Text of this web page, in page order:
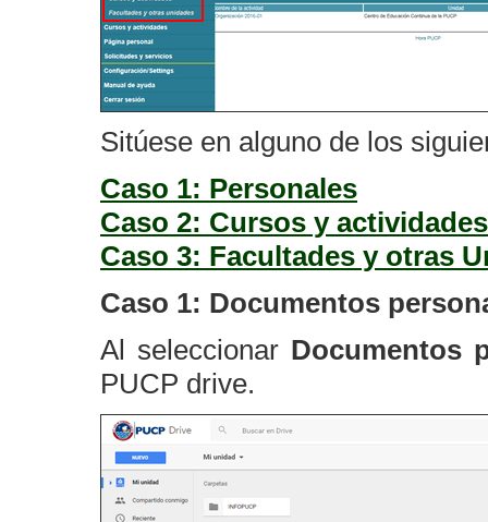
Sitúese en alguno de los
Caso 1: Personales
Caso 2: Cursos y actividades
Caso 3: Facultades y otras
Caso 1: Documentos
Al seleccionar Documentos
PUCP drive.